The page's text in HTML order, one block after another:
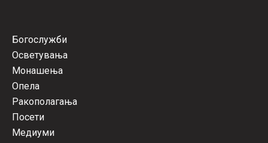
Богослужби
Осветувања
Монашења
Опела
Ракополагања
Посети
Медиуми